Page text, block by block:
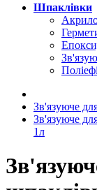
Шпаклівки
Зв'язуюче
Зв'язуюче
1л